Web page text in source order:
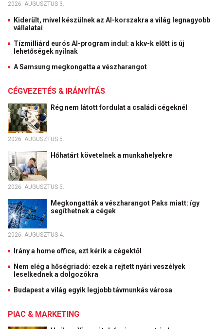
2026. AUGUSZTUS 3.
Kiderült, mivel készülnek az AI-korszakra a világ legnagyobb
vállalatai
Tízmilliárd eurós AI-program indul: a kkv-k előtt is új
lehetőségek nyílnak
A Samsung megkongatta a vészharangot
CÉGVEZETÉS & IRÁNYÍTÁS
Rég nem látott fordulat a családi cégeknél
2026. AUGUSZTUS 5.
Hőhatárt követelnek a munkahelyekre
2026. AUGUSZTUS 5.
Megkongatták a vészharangot Paks miatt: így
segíthetnek a cégek
2026. AUGUSZTUS 4.
Irány a home office, ezt kérik a cégektől
Nem elég a hőségriadó: ezek a rejtett nyári veszélyek
leselkednek a dolgozókra
Budapest a világ egyik legjobb távmunkás városa
PIAC & MARKETING